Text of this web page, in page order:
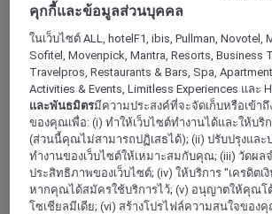
โนวาอิกัวซู
คุกกี้และข้อมูลส่วนบุคคล
ในเว็บไซต์ ALL, hotelF1, ibis, Pullman, Novotel,
Sofitel, Movenpick, Mantra, Resorts, Business
Travelpros, Restaurants & Bars, Spa,
Activities & Events, Limitless Experiences และ
และพันธมิตรมีความประสงค์ที่จะจัดเก็บหรือเข้า
ของคุณเพื่อ: (i) ทำให้เว็บไซต์ทำงานได้และให้บ
(ส่วนนี้คุณไม่สามารถปฏิเสธได้); (ii) ปรับปรุงและ
ทำงานของเว็บไซต์ให้เหมาะสมกับคุณ; (iii) วัดผล
ประสิทธิภาพของเว็บไซต์; (iv) ให้บริการ "เครดิตเ
หากคุณได้สมัครใช้บริการไว้; (v) อนุญาตให้คุณโ
โซเชียลมีเดีย; (vi) สร้างโปรไฟล์ความสนใจของ